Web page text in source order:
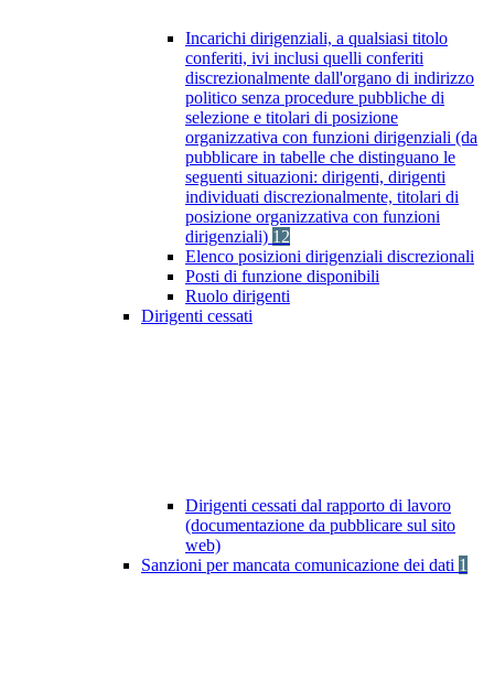
Incarichi dirigenziali, a qualsiasi titolo
conferiti, ivi inclusi quelli conferiti
discrezionalmente dall'organo di indirizzo
politico senza procedure pubbliche di
selezione e titolari di posizione
organizzativa con funzioni dirigenziali (da
pubblicare in tabelle che distinguano le
seguenti situazioni: dirigenti, dirigenti
individuati discrezionalmente, titolari di
posizione organizzativa con funzioni
dirigenziali) 12
Elenco posizioni dirigenziali discrezionali
Posti di funzione disponibili
Ruolo dirigenti
Dirigenti cessati
Dirigenti cessati dal rapporto di lavoro
(documentazione da pubblicare sul sito
web)
Sanzioni per mancata comunicazione dei dati 1